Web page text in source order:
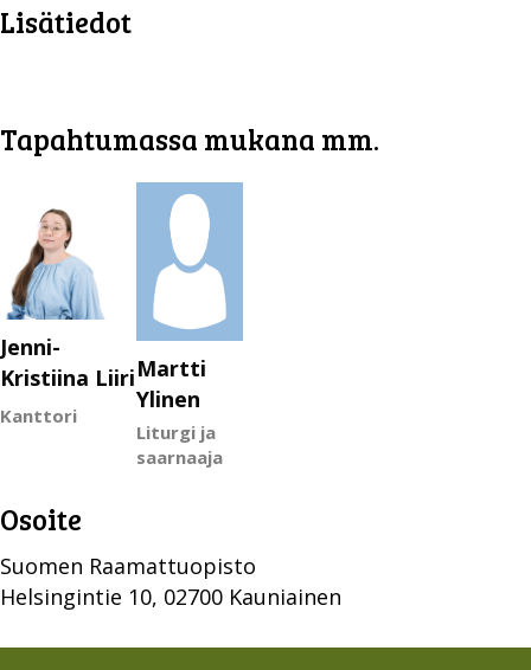
Lisätiedot
Tapahtumassa mukana mm.
Jenni-
Kristiina Liiri
Kanttori
Martti
Ylinen
Liturgi ja
saarnaaja
Osoite
Suomen Raamattuopisto
Helsingintie 10, 02700 Kauniainen